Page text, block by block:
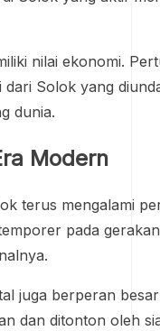
nilai ekonomi.
Solok yang
dunia.
Modern
terus mengalami
pada
juga berperan
dan ditonton oleh